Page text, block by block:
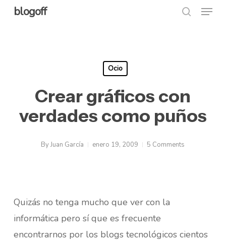
Skipblogoff Menu
Ocio
Crear gráficos con
verdades como puños
ByJuan García enero 19, 2009 5 Comments
Quizás no tenga mucho que ver con la
informática pero sí que es frecuente
encontrarnos por los blogs tecnológicos cientos